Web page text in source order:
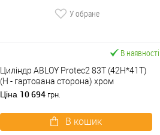
У обране
В наявності
Циліндр ABLOY Protec2 83T (42H*41T)
(H - гартована сторона) хром
полірований
Ціна 10 694 грн.
В кошик